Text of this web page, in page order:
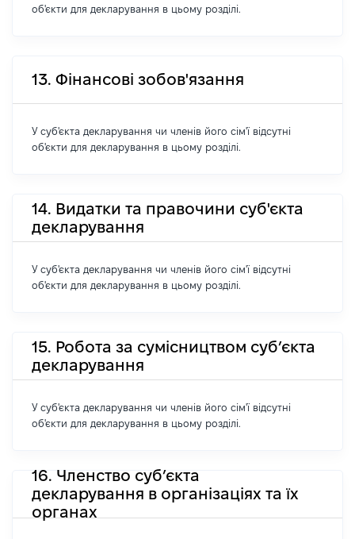
об'єкти для декларування в цьому розділі.
13. Фінансові зобов'язання
У суб'єкта декларування чи членів його сім'ї відсутні
об'єкти для декларування в цьому розділі.
14. Видатки та правочини суб'єкта
декларування
У суб'єкта декларування чи членів його сім'ї відсутні
об'єкти для декларування в цьому розділі.
15. Робота за сумісництвом суб’єкта
декларування
У суб'єкта декларування чи членів його сім'ї відсутні
об'єкти для декларування в цьому розділі.
16. Членство суб’єкта
декларування в організаціях та їх
органах